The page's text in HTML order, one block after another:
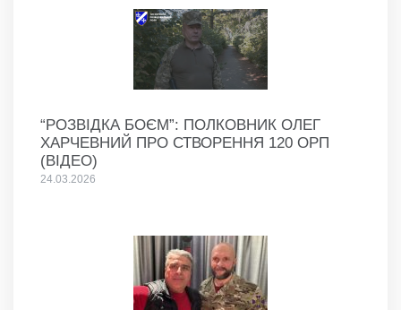
“РОЗВІДКА БОЄМ”: ПОЛКОВНИК ОЛЕГ
ХАРЧЕВНИЙ ПРО СТВОРЕННЯ 120 ОРП
(ВІДЕО)
24.03.2026